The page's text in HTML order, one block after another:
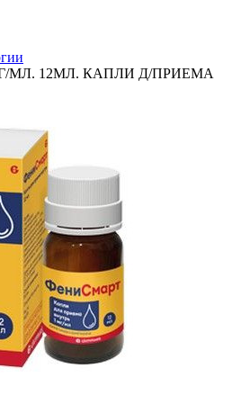
МЛ. 12МЛ. КАПЛИ Д/ПРИЕМА